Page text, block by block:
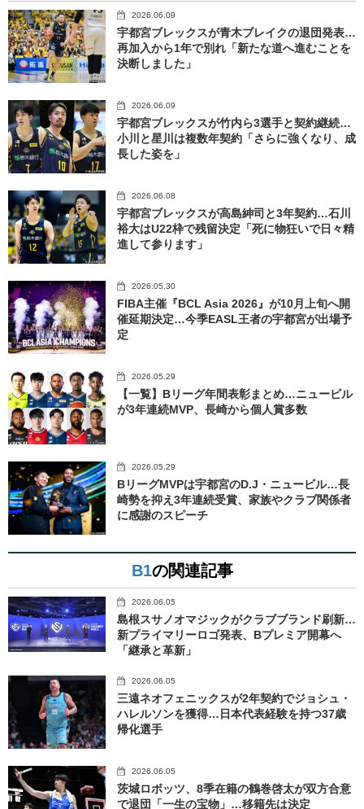
2026.06.09
宇都宮ブレックスが青木ブレイクの退団発表…
再加入から1年で別れ「新たな道へ進むことを
決断しました」
2026.06.09
宇都宮ブレックスが竹内ら3選手と契約継続…
小川と星川は複数年契約「さらに強くなり、成
長した姿を」
2026.06.08
宇都宮ブレックスが高島紳司と3年契約…石川
裕大はU22枠で残留決定「死に物狂いで日々精
進して参ります」
2026.05.30
FIBA主催『BCL Asia 2026』が10月上旬へ開
催延期決定…今季EASL王者の宇都宮が出場予
定
2026.05.29
【一覧】Bリーグ年間表彰まとめ…ニュービル
が3年連続MVP、長崎から個人賞多数
2026.05.29
BリーグMVPは宇都宮のD.J・ニュービル…長
崎勢を抑え3年連続受賞、家族やクラブ関係者
に感謝のスピーチ
B1の関連記事
2026.06.05
島根スサノオマジックがクラブブランド刷新…
新プライマリーロゴ発表、Bプレミア開幕へ
「継承と革新」
2026.06.05
三遠ネオフェニックスが2年契約でジョシュ・
ハレルソンを獲得…日本代表経験を持つ37歳
帰化選手
2026.06.05
茨城ロボッツ、8季在籍の鶴巻啓太が双方合意
で退団「一生の宝物」…移籍先は決定